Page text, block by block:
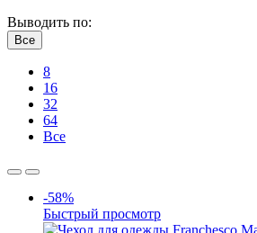
Выводить по:
Все
8
16
32
64
Все
-58%
Быстрый просмотр